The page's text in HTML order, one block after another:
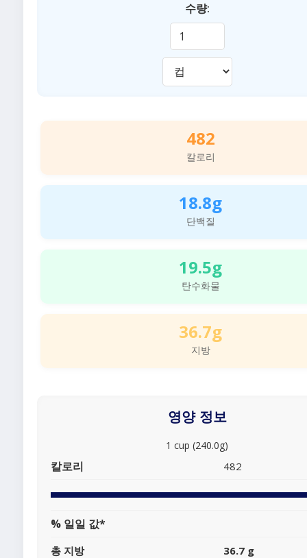
수량:
482
칼로리
18.8g
단백질
19.5g
탄수화물
36.7g
지방
영양 정보
1 cup (240.0g)
칼로리 482
% 일일 값*
총 지방
36.7 g